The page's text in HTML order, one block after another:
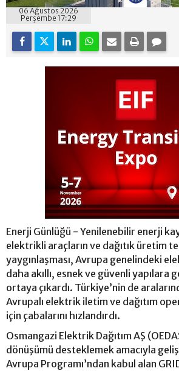
06 Ağustos 2026
Perşembe 17:29
Enerji Günlüğü - Yenilenebilir enerji
elektrikli araçların ve dağıtık üretim
yaygınlaşması, Avrupa genelindeki
daha akıllı, esnek ve güvenli yapılara
ortaya çıkardı. Türkiye’nin de
Avrupalı elektrik iletim ve dağıtım
için çabalarını hızlandırdı.
Osmangazi Elektrik Dağıtım AŞ
dönüşümü desteklemek amacıyla
Avrupa Programı’ndan kabul alan